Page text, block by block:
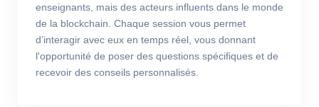
enseignants, mais des acteurs influents dans le monde
de la blockchain. Chaque session vous permet
d’interagir avec eux en temps réel, vous donnant
l'opportunité de poser des questions spécifiques et de
recevoir des conseils personnalisés.